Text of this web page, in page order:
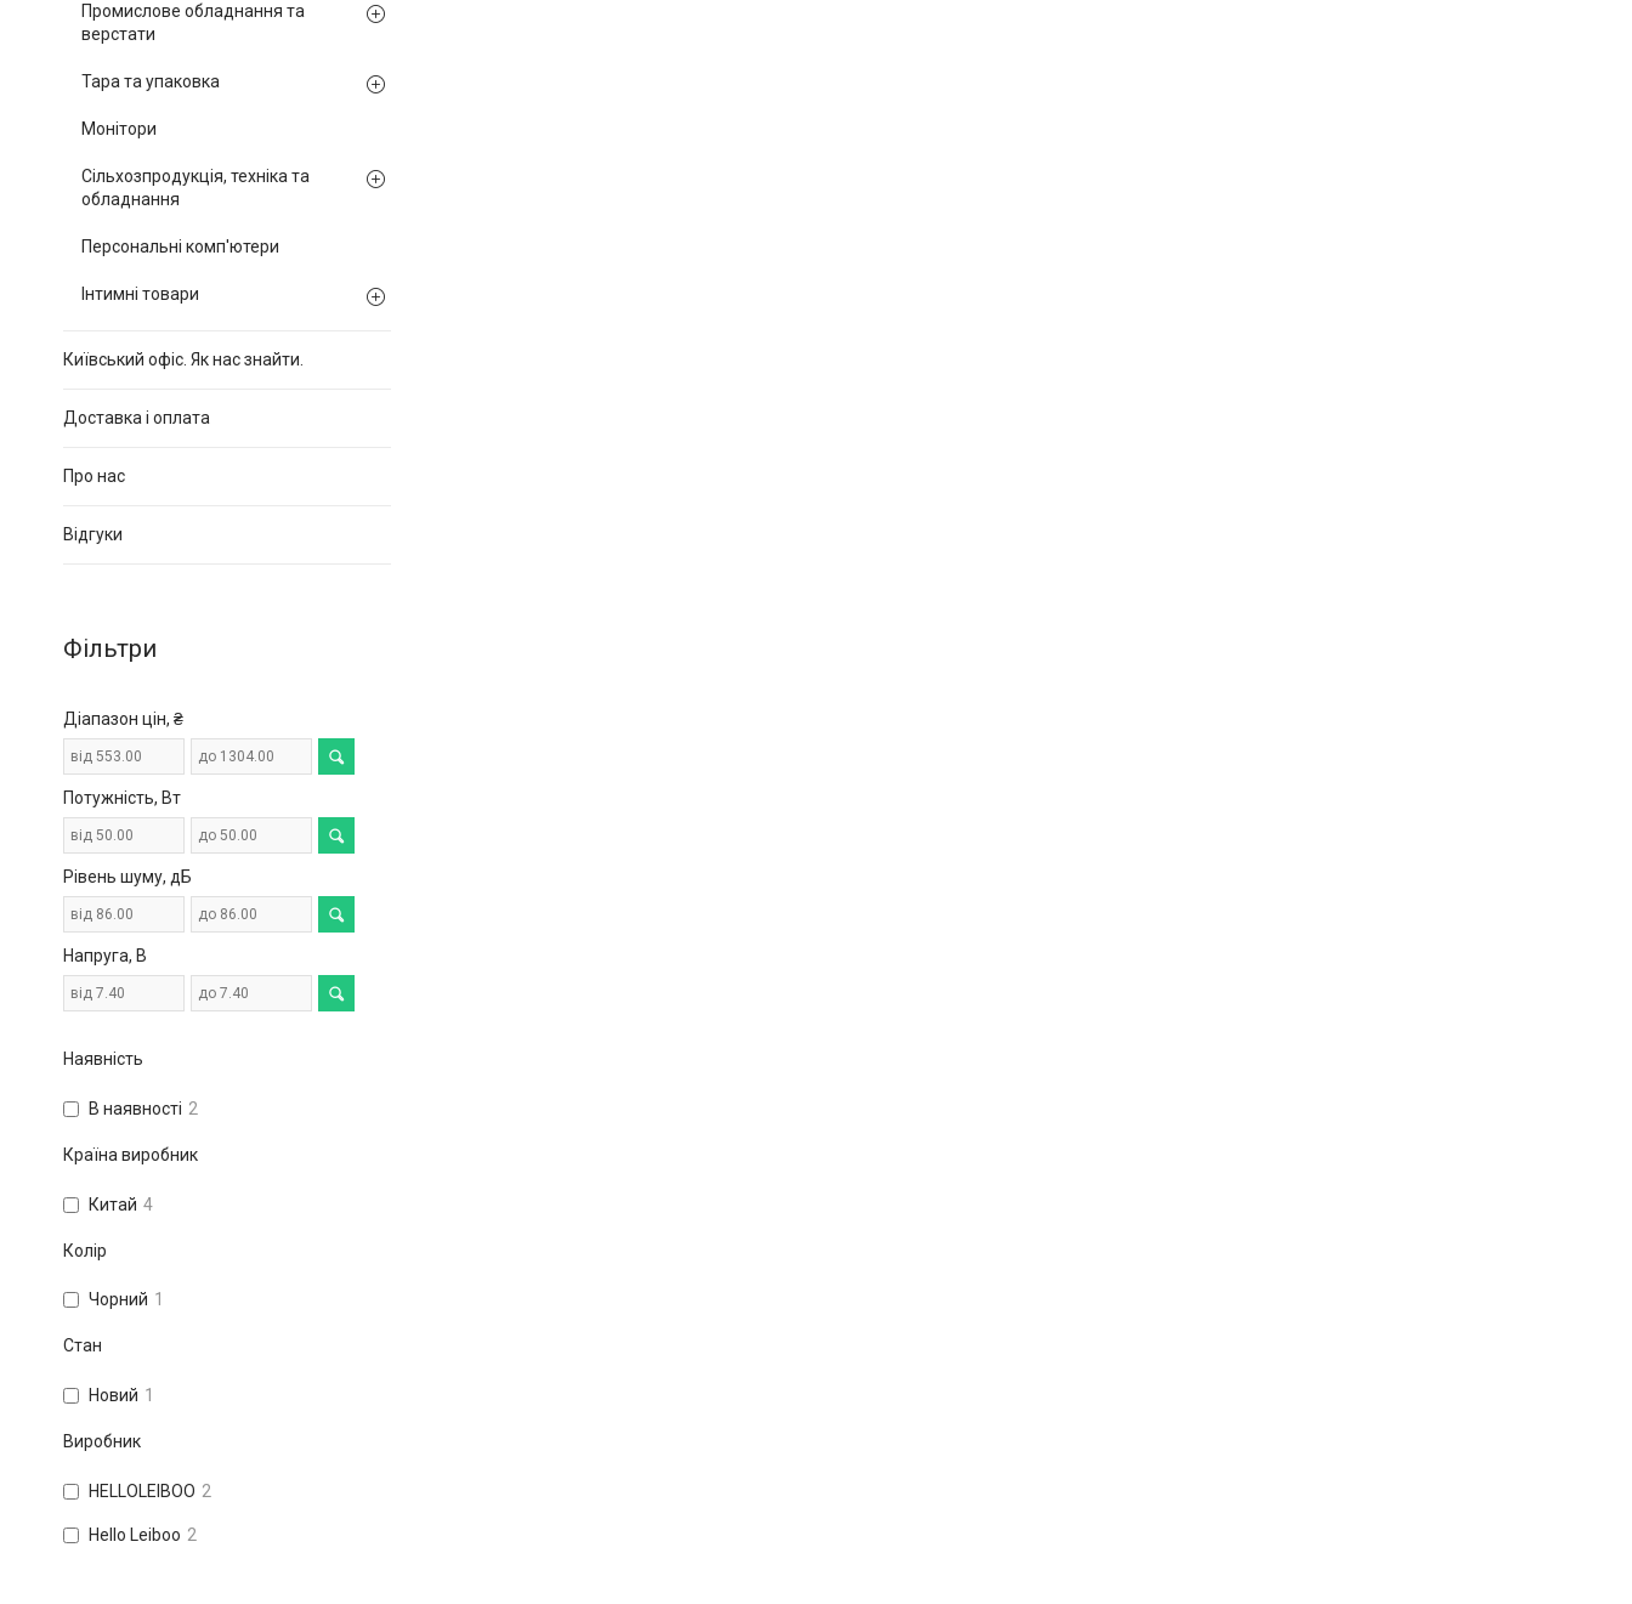
Промислове обладнання та
верстати
Тара та упаковка
Монітори
Сільхозпродукція, техніка та
обладнання
Персональні комп'ютери
Інтимні товари
Київський офіс. Як нас знайти.
Доставка і оплата
Про нас
Відгуки
Фільтри
Діапазон цін, ₴
Потужність, Вт
Рівень шуму, дБ
Напруга, В
Наявність
В наявності 2
Країна виробник
Китай 4
Колір
Чорний 1
Стан
Новий 1
Виробник
HELLOLEIBOO 2
Hello Leiboo 2